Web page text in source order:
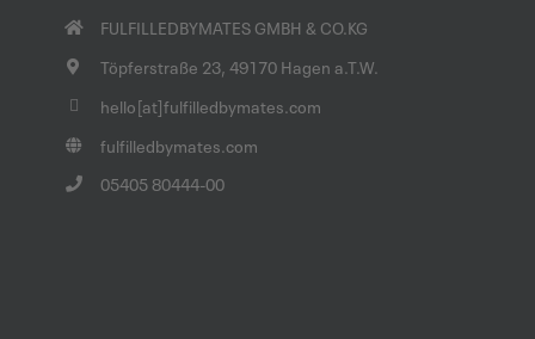
FULFILLEDBYMATES GMBH & CO.KG
Töpferstraße 23, 49170 Hagen a.T.W.
hello[at]fulfilledbymates.com
fulfilledbymates.com
05405 80444-00